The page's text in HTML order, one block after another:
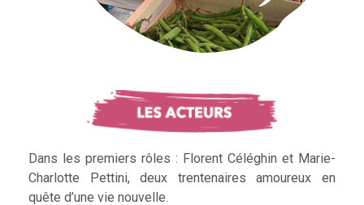
Dans les premiers rôles : Florent Céléghin et Marie-
Charlotte Pettini, deux trentenaires amoureux en
quête d’une vie nouvelle.